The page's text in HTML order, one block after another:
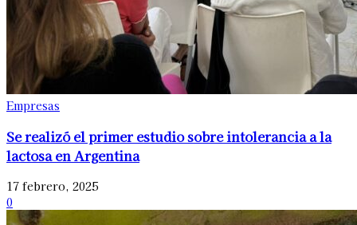
Empresas
Se realizó el primer estudio sobre intolerancia a la
lactosa en Argentina
17 febrero, 2025
0